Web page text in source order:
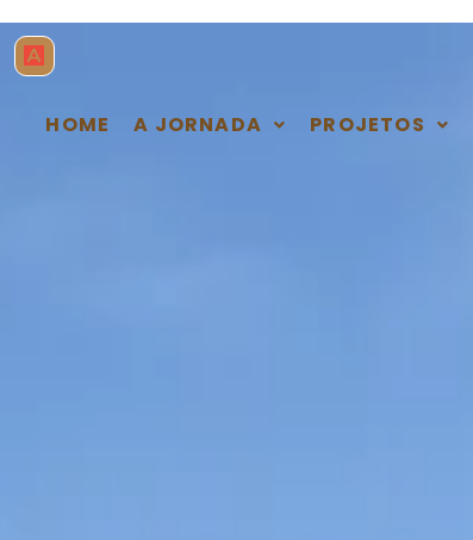
HOME A JORNADA PROJETOS